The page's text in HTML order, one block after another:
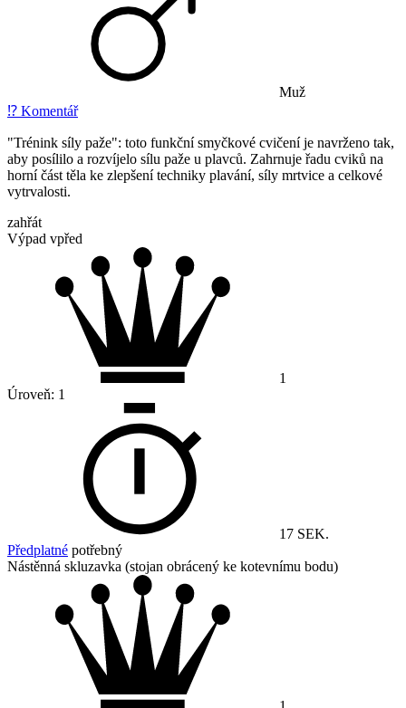
Muž
⁉️ Komentář
"Trénink síly paže": toto funkční smyčkové cvičení je navrženo tak,
aby posílilo a rozvíjelo sílu paže u plavců. Zahrnuje řadu cviků na
horní část těla ke zlepšení techniky plavání, síly mrtvice a celkové
vytrvalosti.
zahřát
Výpad vpřed
1
Úroveň: 1
17 SEK.
Předplatné potřebný
Nástěnná skluzavka (stojan obrácený ke kotevnímu bodu)